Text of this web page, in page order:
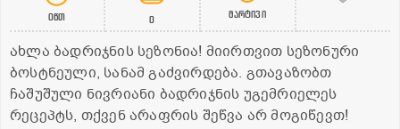
0წთ 0 მარტივი
ახლა ბადრიჯნის სეზონია! მიირთვით სეზონური
ბოსტნეული, სანამ გაძვირდება. გთავაზობთ
ჩაშუშული ნივრიანი ბადრიჯნის უგემრიელეს
რეცეპტს, თქვენ არაფრის შეწვა არ მოგიწევთ!